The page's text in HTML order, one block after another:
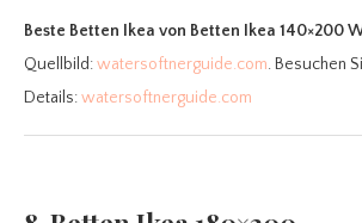
Beste Betten Ikea von Betten Ikea 140×200
Quellbild:watersoftnerguide.com. Besuchen
Details:watersoftnerguide.com